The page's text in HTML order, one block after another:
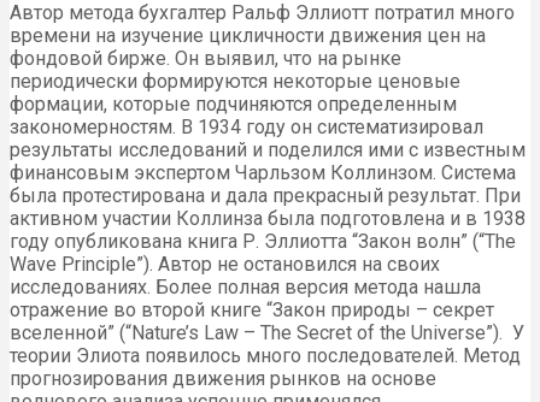
Автор метода бухгалтер Ральф Эллиотт потратил много
времени на изучение цикличности движения цен на
фондовой бирже. Он выявил, что на рынке
периодически формируются некоторые ценовые
формации, которые подчиняются определенным
закономерностям. В 1934 году он систематизировал
результаты исследований и поделился ими с известным
финансовым экспертом Чарльзом Коллинзом. Система
была протестирована и дала прекрасный результат. При
активном участии Коллинза была подготовлена и в 1938
году опубликована книга Р. Эллиотта “Закон волн” (“The
Wave Principle”). Автор не остановился на своих
исследованиях. Более полная версия метода нашла
отражение во второй книге “Закон природы – секрет
вселенной” (“Nature’s Law – The Secret of the Universe”). У
теории Элиота появилось много последователей. Метод
прогнозирования движения рынков на основе